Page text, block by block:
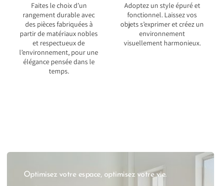
Faites le choix d’un
rangement durable avec
des pièces fabriquées à
partir de matériaux nobles
et respectueux de
l’environnement, pour une
élégance pensée dans le
temps.
Adoptez un style épuré et
fonctionnel. Laissez vos
objets s’exprimer et créez un
environnement
visuellement harmonieux.
Optimisez votre espace, optimisez votre vie.